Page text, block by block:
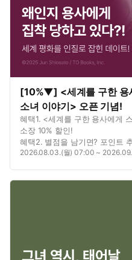
[10%▼] <세계를 구한 용
소녀 이야기> 오픈 기념!
혜택1. <세계를 구한 용사에게
소장 10% 할인!
혜택2. 별점을 남기면? 포인트
2026.08.03.(월) 07:00 ~